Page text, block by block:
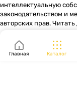
интеллектуальную
законодательством и
авторских прав. Читать
Главная Каталог